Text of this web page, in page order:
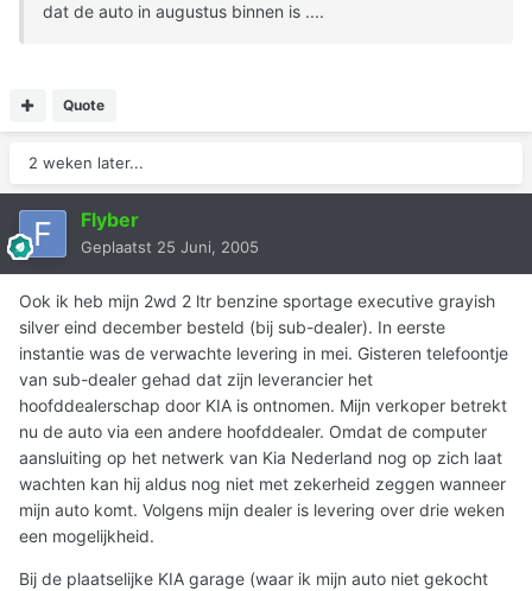
dat de auto in augustus binnen is ....
Quote
2 weken later...
Flyber
Geplaatst 25 Juni, 2005
Ook ik heb mijn 2wd 2 ltr benzine sportage executive grayish
silver eind december besteld (bij sub-dealer). In eerste
instantie was de verwachte levering in mei. Gisteren telefoontje
van sub-dealer gehad dat zijn leverancier het
hoofddealerschap door KIA is ontnomen. Mijn verkoper betrekt
nu de auto via een andere hoofddealer. Omdat de computer
aansluiting op het netwerk van Kia Nederland nog op zich laat
wachten kan hij aldus nog niet met zekerheid zeggen wanneer
mijn auto komt. Volgens mijn dealer is levering over drie weken
een mogelijkheid.
Bij de plaatselijke KIA garage (waar ik mijn auto niet gekocht